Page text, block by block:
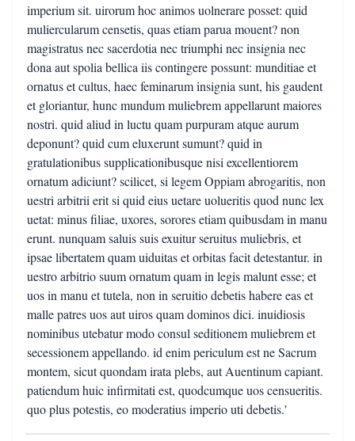
imperium sit. uirorum hoc animos uolnerare posset: quid
muliercularum censetis, quas etiam parua mouent? non
magistratus nec sacerdotia nec triumphi nec insignia nec
dona aut spolia bellica iis contingere possunt: munditiae et
ornatus et cultus, haec feminarum insignia sunt, his gaudent
et gloriantur, hunc mundum muliebrem appellarunt maiores
nostri. quid aliud in luctu quam purpuram atque aurum
deponunt? quid cum eluxerunt sumunt? quid in
gratulationibus supplicationibusque nisi excellentiorem
ornatum adiciunt? scilicet, si legem Oppiam abrogaritis, non
uestri arbitrii erit si quid eius uetare uolueritis quod nunc lex
uetat: minus filiae, uxores, sorores etiam quibusdam in manu
erunt. nunquam saluis suis exuitur seruitus muliebris, et
ipsae libertatem quam uiduitas et orbitas facit detestantur. in
uestro arbitrio suum ornatum quam in legis malunt esse; et
uos in manu et tutela, non in seruitio debetis habere eas et
malle patres uos aut uiros quam dominos dici. inuidiosis
nominibus utebatur modo consul seditionem muliebrem et
secessionem appellando. id enim periculum est ne Sacrum
montem, sicut quondam irata plebs, aut Auentinum capiant.
patiendum huic infirmitati est, quodcumque uos censueritis.
quo plus potestis, eo moderatius imperio uti debetis.'